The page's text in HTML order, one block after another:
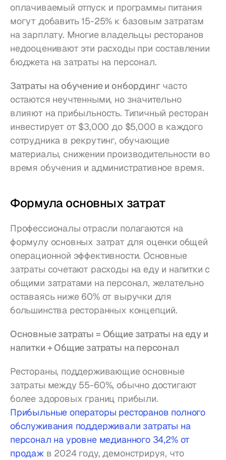
оплачиваемый отпуск и программы питания
могут добавить 15-25% к базовым затратам
на зарплату. Многие владельцы ресторанов
недооценивают эти расходы при составлении
бюджета на затраты на персонал.
Затраты на обучение и онбординг часто
остаются неучтенными, но значительно
влияют на прибыльность. Типичный ресторан
инвестирует от $3,000 до $5,000 в каждого
сотрудника в рекрутинг, обучающие
материалы, снижении производительности во
время обучения и административное время.
Формула основных затрат
Профессионалы отрасли полагаются на
формулу основных затрат для оценки общей
операционной эффективности. Основные
затраты сочетают расходы на еду и напитки с
общими затратами на персонал, желательно
оставаясь ниже 60% от выручки для
большинства ресторанных концепций.
Основные затраты = Общие затраты на еду и
напитки + Общие затраты на персонал
Рестораны, поддерживающие основные
затраты между 55-60%, обычно достигают
Прибыльные операторы ресторанов полного
обслуживания поддерживали затраты на
персонал на уровне медианного 34,2% от
продаж в 2024 году, демонстрируя, что